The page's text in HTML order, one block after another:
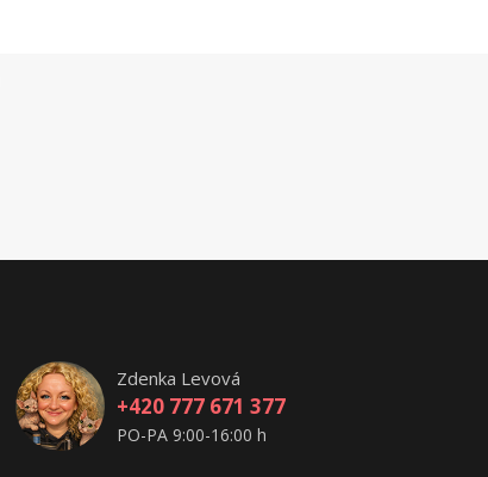
Zdenka Levová
+420 777 671 377
PO-PA 9:00-16:00 h